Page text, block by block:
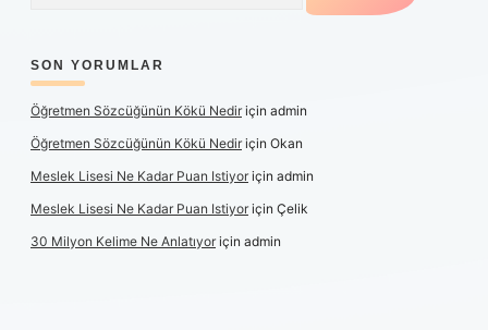
SON YORUMLAR
Öğretmen Sözcüğünün Kökü Nediriçin admin
Öğretmen Sözcüğünün Kökü Nediriçin Okan
Meslek Lisesi Ne Kadar Puan Istiyoriçin admin
Meslek Lisesi Ne Kadar Puan Istiyoriçin Çelik
30 Milyon Kelime Ne Anlatıyoriçin admin